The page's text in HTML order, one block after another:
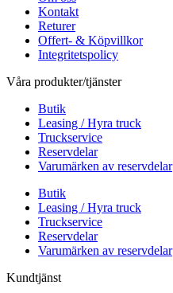
Kontakt
Returer
Offert- & Köpvillkor
Integritetspolicy
Våra produkter/tjänster
Butik
Leasing / Hyra truck
Truckservice
Reservdelar
Varumärken av reservdelar
Butik
Leasing / Hyra truck
Truckservice
Reservdelar
Varumärken av reservdelar
Kundtjänst